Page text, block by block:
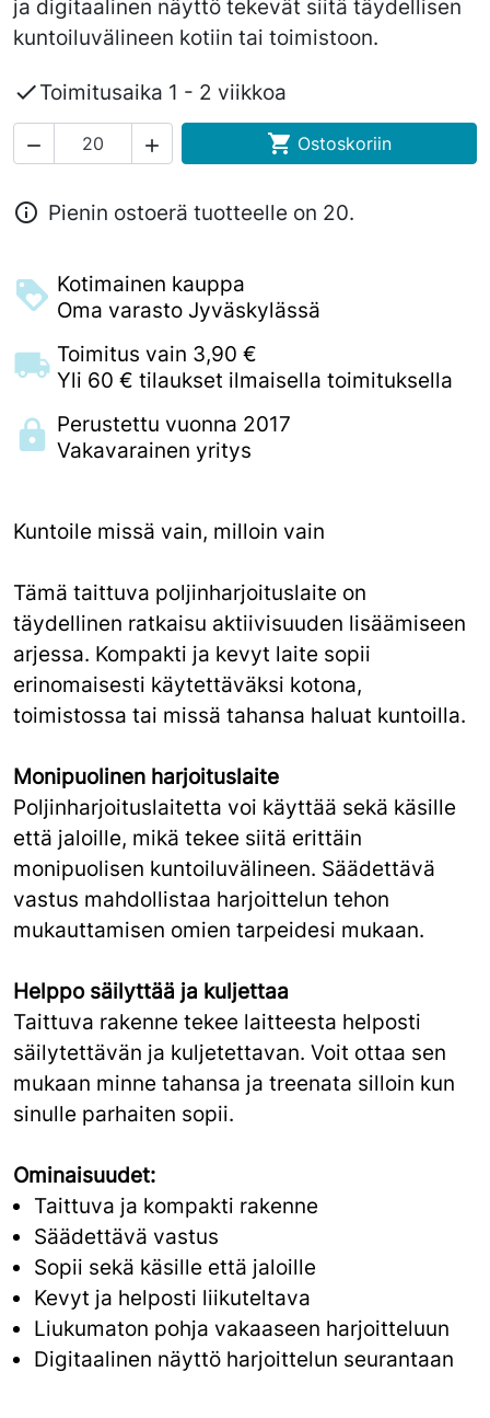
ja digitaalinen näyttö tekevät siitä täydellisen
kuntoiluvälineen kotiin tai toimistoon.
Toimitusaika 1 - 2 viikkoa
   Ostoskoriin
 Pienin ostoerä tuotteelle on 20.
Kotimainen kauppa
Oma varasto Jyväskylässä
Toimitus vain 3,90 €
Yli 60 € tilaukset ilmaisella toimituksella
Perustettu vuonna 2017
Vakavarainen yritys
Kuntoile missä vain, milloin vain
Tämä taittuva poljinharjoituslaite on
täydellinen ratkaisu aktiivisuuden lisäämiseen
arjessa. Kompakti ja kevyt laite sopii
erinomaisesti käytettäväksi kotona,
toimistossa tai missä tahansa haluat kuntoilla.
Monipuolinen harjoituslaite
Poljinharjoituslaitetta voi käyttää sekä käsille
että jaloille, mikä tekee siitä erittäin
monipuolisen kuntoiluvälineen. Säädettävä
vastus mahdollistaa harjoittelun tehon
mukauttamisen omien tarpeidesi mukaan.
Helppo säilyttää ja kuljettaa
Taittuva rakenne tekee laitteesta helposti
säilytettävän ja kuljetettavan. Voit ottaa sen
mukaan minne tahansa ja treenata silloin kun
sinulle parhaiten sopii.
Ominaisuudet:
Taittuva ja kompakti rakenne
Säädettävä vastus
Sopii sekä käsille että jaloille
Kevyt ja helposti liikuteltava
Liukumaton pohja vakaaseen harjoitteluun
Digitaalinen näyttö harjoittelun seurantaan